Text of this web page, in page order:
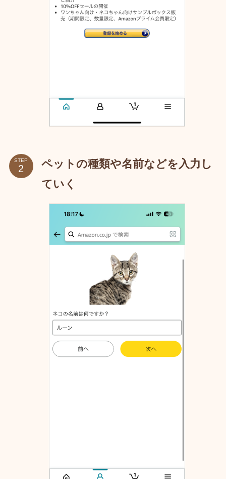
STEP
ペットの種類や名前などを入力し
ていく